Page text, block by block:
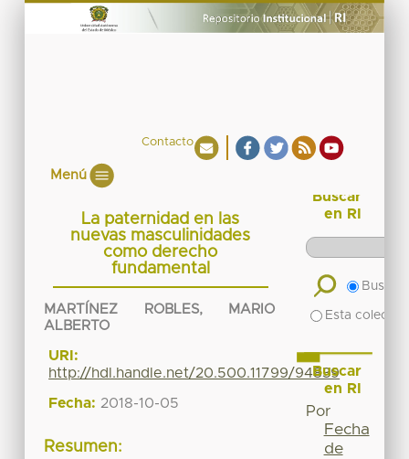
Contacto
Menú
La paternidad en las
nuevas masculinidades
como derecho
fundamental
MARTÍNEZ ROBLES, MARIO
ALBERTO
URI:
http://hdl.handle.net/20.500.11799/94839
Fecha: 2018-10-05
Resumen:
Buscar
en RI
Buscar
Esta
Buscar
en RI
Por
Fecha
de